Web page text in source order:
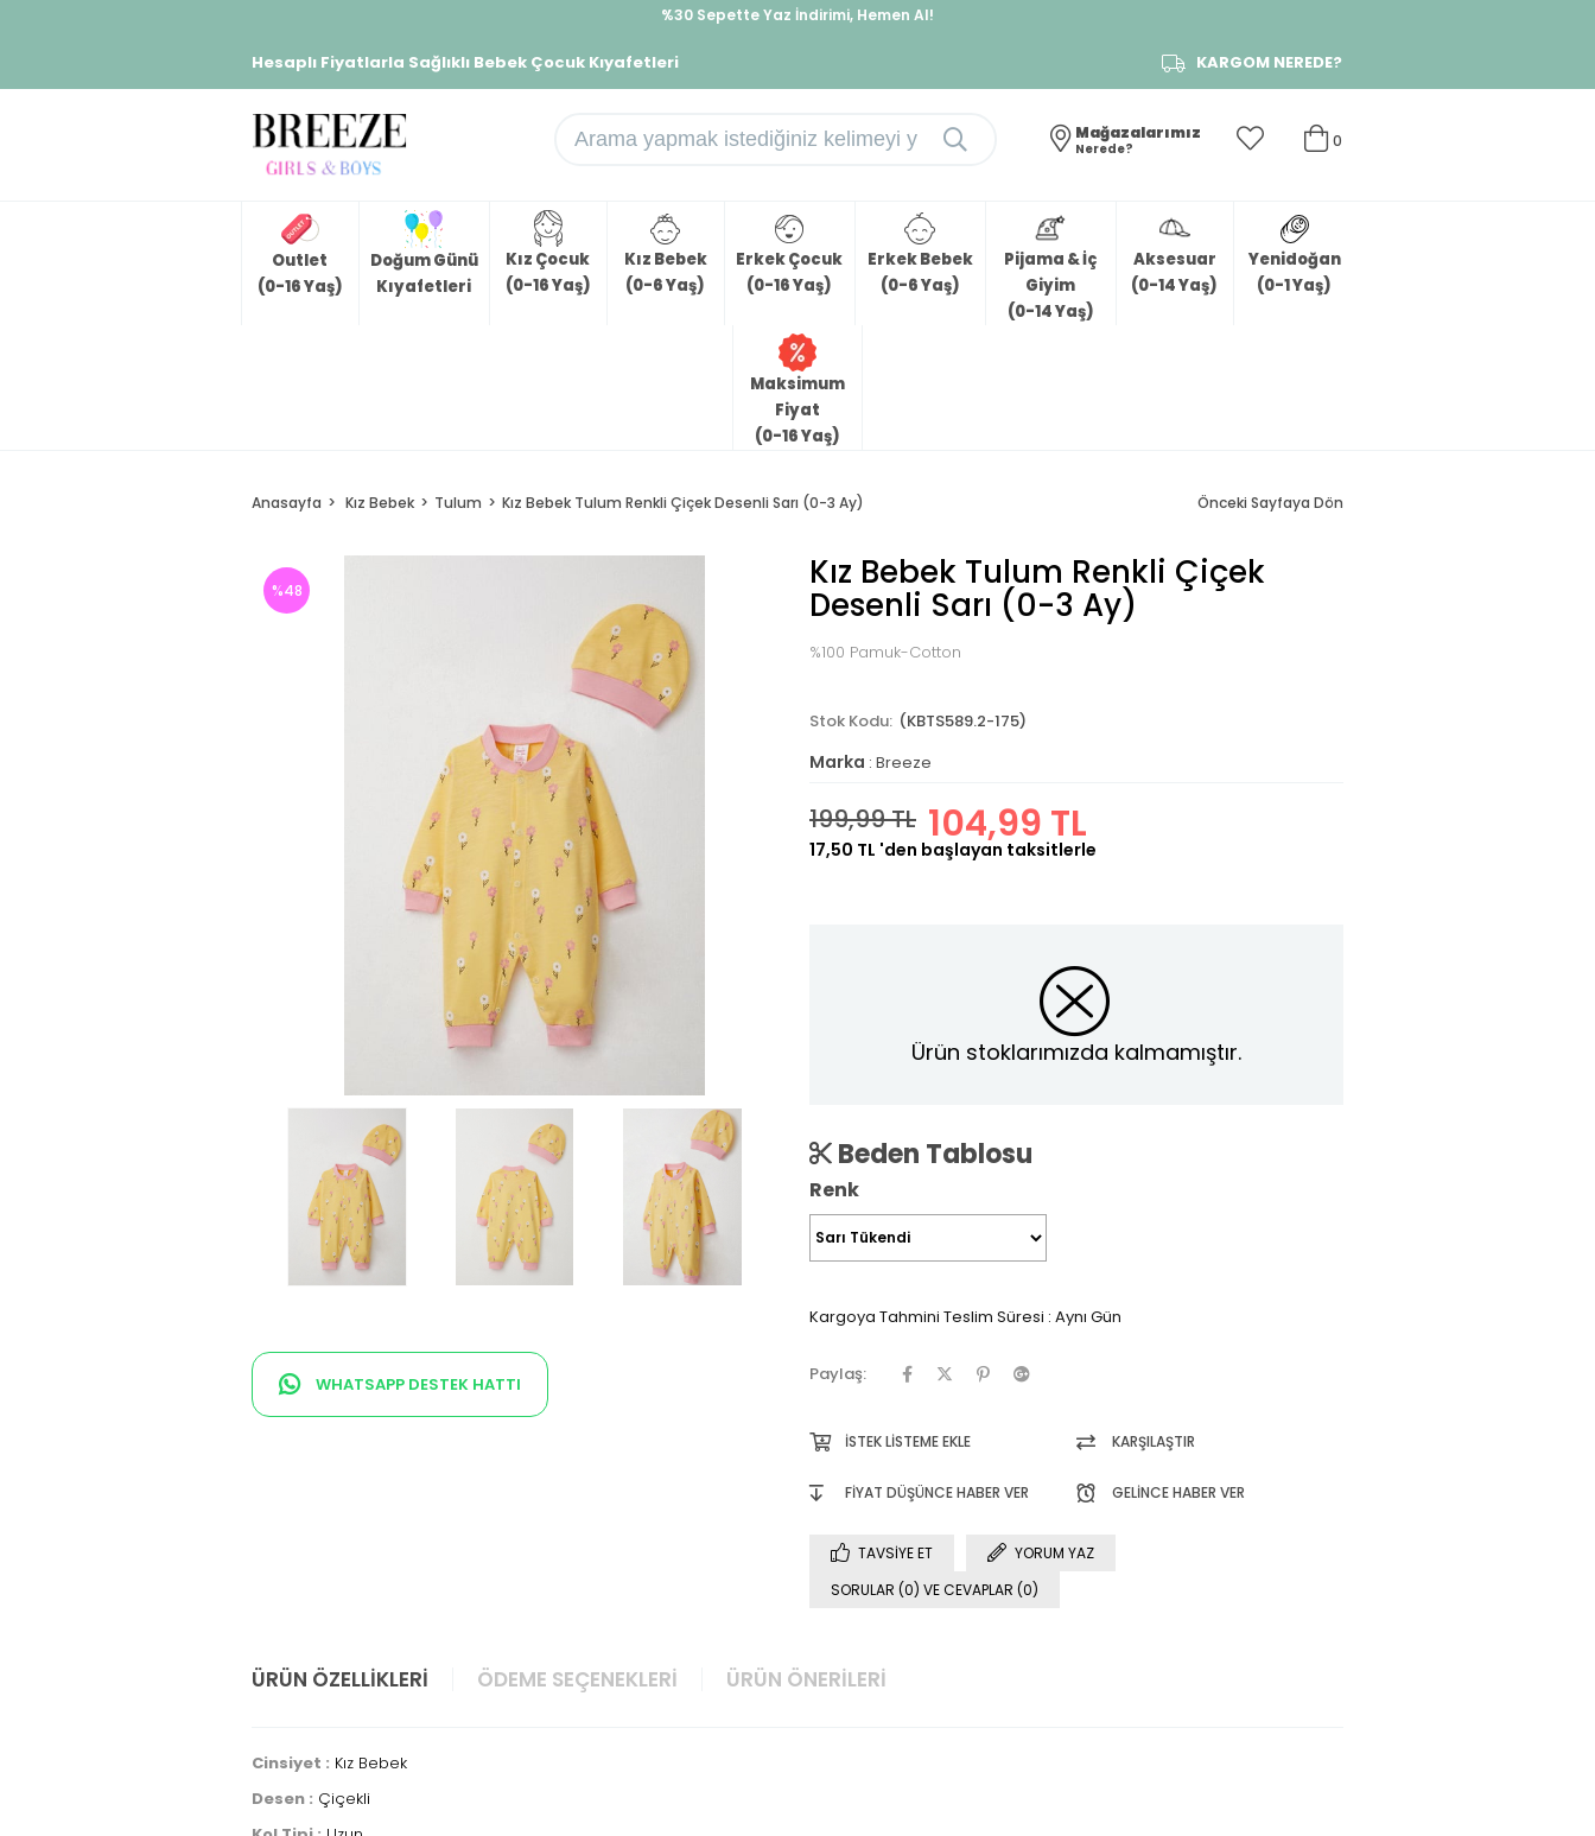
%30 Sepette Yaz İndirimi, Hemen Al!
Hesaplı Fiyatlarla Sağlıklı Bebek Çocuk Kıyafetleri KARGOM NEREDE?
0
Mağazalarımız
Nerede?
Outlet
(0-16 Yaş)
Doğum Günü
Kıyafetleri
Kız Çocuk
(0-16 Yaş)
Kız Bebek
(0-6 Yaş)
Erkek Çocuk
(0-16 Yaş)
Erkek Bebek
(0-6 Yaş)
Pijama & İç
Giyim
(0-14 Yaş)
Aksesuar
(0-14 Yaş)
Yenidoğan
(0-1 Yaş)
Maksimum
Fiyat
(0-16 Yaş)
Anasayfa Kız Bebek Tulum Kız Bebek Tulum Renkli Çiçek Desenli Sarı (0-3 Ay) Önceki Sayfaya Dön
%48
WHATSAPP DESTEK HATTI
Kız Bebek Tulum Renkli Çiçek
Desenli Sarı (0-3 Ay)
%100 Pamuk-Cotton
(KBTS589.2-175)
Marka : Breeze
199,99 TL 104,99 TL
17,50 TL 'den başlayan taksitlerle
Ürün stoklarımızda kalmamıştır.
Beden Tablosu
Renk
Kargoya Tahmini Teslim Süresi : Aynı Gün
Paylaş:
İSTEK LISTEME EKLE KARŞILAŞTIR
FIYAT DÜŞÜNCE HABER VER GELINCE HABER VER
TAVSIYE ET
YORUM YAZ
SORULAR (0) VE CEVAPLAR (0)
ÜRÜN ÖZELLIKLERI ÖDEME SEÇENEKLERI ÜRÜN ÖNERILERI
Cinsiyet : Kız Bebek
Desen : Çiçekli